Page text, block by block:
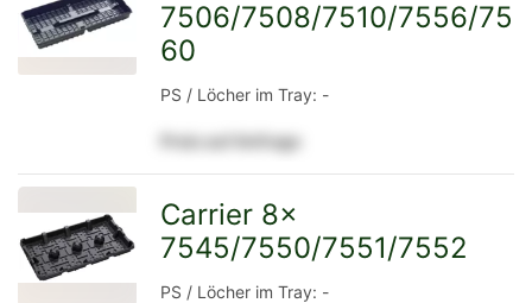
Detailseite
7506/7508/7510/7556/75
60
PS / Löcher im Tray: -
Preis auf Anfrage
Carrier 8x
7545/7550/7551/7552
PS / Löcher im Tray: -